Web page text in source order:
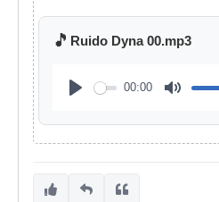
🎵 Ruido Dyna 00.mp3
00:00